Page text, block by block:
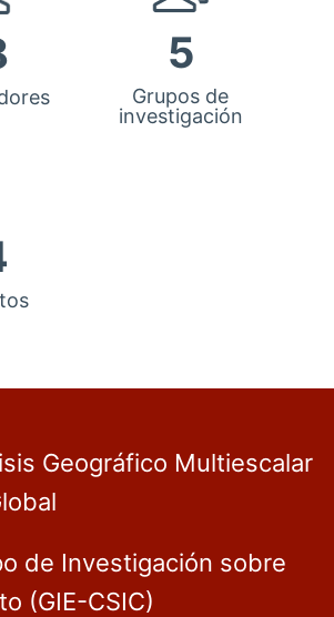
5
Grupos de
investigación
Geográfico Multiescalar
de Investigación sobre
(GIE-CSIC)